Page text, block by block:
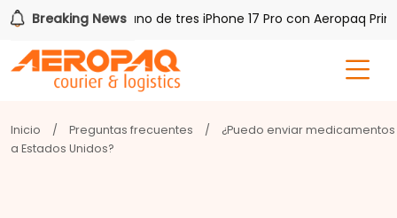
Breaking NewsGana uno de tres iPhone 17 Pro con Aeropaq Prime
Inicio / Preguntas frecuentes /
¿Puedo enviar medicamentos
a Estados Unidos?